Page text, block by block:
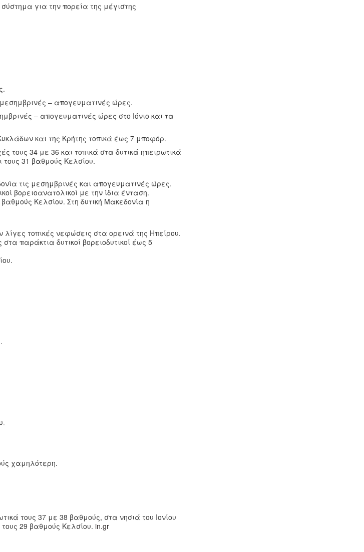
για την πορεία της μέγιστης
– απογευματινές ώρες.
– απογευματινές ώρες στο Ιόνιο και τα
και της Κρήτης τοπικά έως 7 μποφόρ.
τους 34 με 36 και τοπικά στα δυτικά ηπειρωτικά
31 βαθμούς Κελσίου.
τις μεσημβρινές και απογευματινές ώρες.
βορειοανατολικοί με την ίδια ένταση.
Κελσίου. Στη δυτική Μακεδονία η
τοπικές νεφώσεις στα ορεινά της Ηπείρου.
παράκτια δυτικοί βορειοδυτικοί έως 5
χαμηλότερη.
τους 37 με 38 βαθμούς, στα νησιά του Ιονίου
29 βαθμούς Κελσίου. in.gr